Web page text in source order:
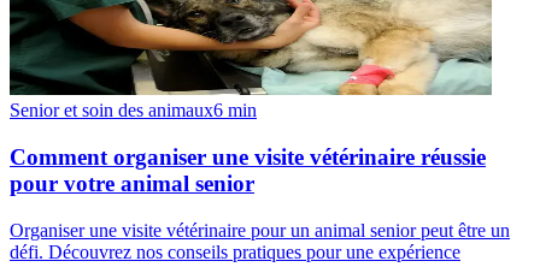
Senior et soin des animaux6 min
Comment organiser une visite vétérinaire réussie
pour votre animal senior
Organiser une visite vétérinaire pour un animal senior peut être un
défi. Découvrez nos conseils pratiques pour une expérience